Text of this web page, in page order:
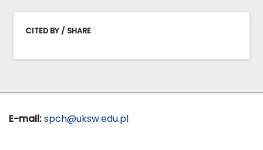
CITED BY / SHARE
E-mail:spch@uksw.edu.pl